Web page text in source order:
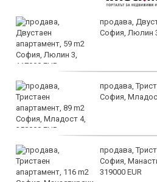
продава,
София, Люлин
продава,
София,
продава,
София,
319000 EUR